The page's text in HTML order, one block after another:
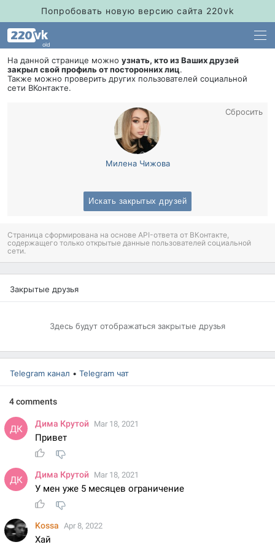
Попробовать новую версию сайта 220vk
old
На данной странице можно узнать, кто из Ваших друзей
закрыл свой профиль от посторонних лиц.
Также можно проверить других пользователей социальной
сети ВКонтакте.
Милена Чижова
Сбросить
Искать закрытых друзей
Страница сформирована на основе API-ответа от ВКонтакте,
содержащего только открытые данные пользователей социальной
сети.
Закрытые друзья
Здесь будут отображаться закрытые друзья
Telegram канал • Telegram чат